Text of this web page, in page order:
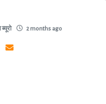
2 months ago